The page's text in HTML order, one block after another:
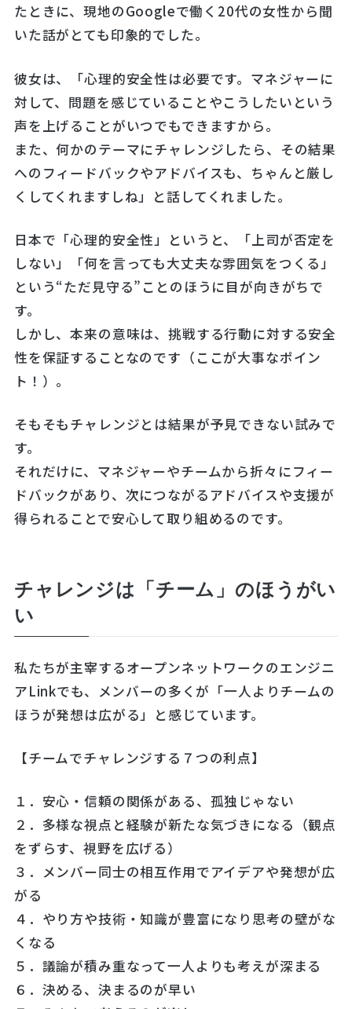
たときに、現地のGoogleで働く20代の女性から聞
いた話がとても印象的でした。
彼女は、「心理的安全性は必要です。マネジャーに
対して、問題を感じていることやこうしたいという
声を上げることがいつでもできますから。
また、何かのテーマにチャレンジしたら、その結果
へのフィードバックやアドバイスも、ちゃんと厳し
くしてくれますしね」と話してくれました。
日本で「心理的安全性」というと、「上司が否定を
しない」「何を言っても大丈夫な雰囲気をつくる」
という“ただ見守る”ことのほうに目が向きがちで
す。
しかし、本来の意味は、挑戦する行動に対する安全
性を保証することなのです（ここが大事なポイン
ト！）。
そもそもチャレンジとは結果が予見できない試みで
す。
それだけに、マネジャーやチームから折々にフィー
ドバックがあり、次につながるアドバイスや支援が
得られることで安心して取り組めるのです。
チャレンジは「チーム」のほうがい
い
私たちが主宰するオープンネットワークのエンジニ
アLinkでも、メンバーの多くが「一人よりチームの
ほうが発想は広がる」と感じています。
【チームでチャレンジする７つの利点】
１．安心・信頼の関係がある、孤独じゃない
２．多様な視点と経験が新たな気づきになる（観点
をずらす、視野を広げる）
３．メンバー同士の相互作用でアイデアや発想が広
がる
４．やり方や技術・知識が豊富になり思考の壁がな
くなる
５．議論が積み重なって一人よりも考えが深まる
６．決める、決まるのが早い